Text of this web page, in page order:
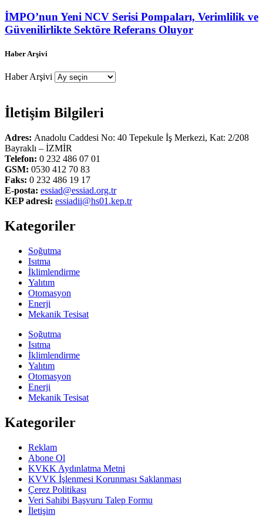
İMPO’nun Yeni NCV Serisi Pompaları, Verimlilik ve
Güvenilirlikte Sektöre Referans Oluyor
Haber Arşivi
Haber Arşivi
İletişim Bilgileri
Adres: Anadolu Caddesi No: 40 Tepekule İş Merkezi, Kat: 2/208
Bayraklı – İZMİR
Telefon: 0 232 486 07 01
GSM: 0530 412 70 83
Faks: 0 232 486 19 17
E-posta: essiad@essiad.org.tr
KEP adresi: essiadii@hs01.kep.tr
Kategoriler
Soğutma
Isıtma
İklimlendirme
Yalıtım
Otomasyon
Enerji
Mekanik Tesisat
Soğutma
Isıtma
İklimlendirme
Yalıtım
Otomasyon
Enerji
Mekanik Tesisat
Kategoriler
Reklam
Abone Ol
KVKK Aydınlatma Metni
KVVK İşlenmesi Korunması Saklanması
Çerez Politikası
Veri Sahibi Başvuru Talep Formu
İletişim